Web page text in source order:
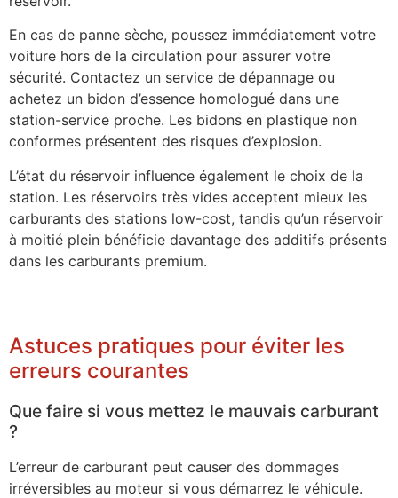
En cas de panne sèche, poussez immédiatement votre
voiture hors de la circulation pour assurer votre
sécurité. Contactez un service de dépannage ou
achetez un bidon d’essence homologué dans une
station-service proche. Les bidons en plastique non
conformes présentent des risques d’explosion.
L’état du réservoir influence également le choix de la
station. Les réservoirs très vides acceptent mieux les
carburants des stations low-cost, tandis qu’un réservoir
à moitié plein bénéficie davantage des additifs présents
dans les carburants premium.
Astuces pratiques pour éviter les
erreurs courantes
Que faire si vous mettez le mauvais carburant
?
L’erreur de carburant peut causer des dommages
irréversibles au moteur si vous démarrez le véhicule.